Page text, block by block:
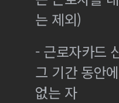
는 제외)
- 근로자카드
그 기간 동안
없는 자